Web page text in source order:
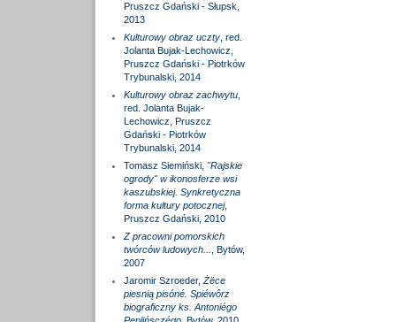
Pruszcz Gdański - Słupsk,
2013
Kulturowy obraz uczty, red.
Jolanta Bujak-Lechowicz,
Pruszcz Gdański - Piotrków
Trybunalski, 2014
Kulturowy obraz zachwytu,
red. Jolanta Bujak-
Lechowicz, Pruszcz
Gdański - Piotrków
Trybunalski, 2014
Tomasz Siemiński, "Rajskie
ogrody" w ikonosferze wsi
kaszubskiej. Synkretyczna
forma kultury potocznej,
Pruszcz Gdański, 2010
Z pracowni pomorskich
twórców ludowych...
, Bytów,
2007
Jaromir Szroeder, Żëce
piesnią pisóné. Spiéwôrz
biograficzny ks. Antoniégo